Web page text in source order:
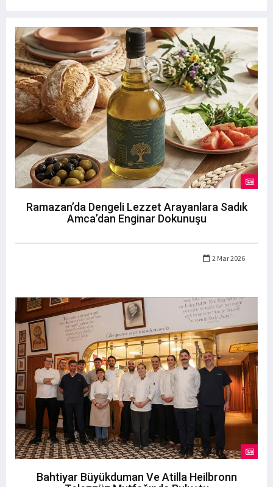
Ramazan’da Dengeli Lezzet Arayanlara Sadık
Amca’dan Enginar Dokunuşu
2 Mar 2026
Bahtiyar Büyükduman Ve Atilla Heilbronn